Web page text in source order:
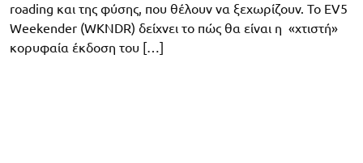
roading και της φύσης, που θέλουν να ξεχωρίζουν. Το EV5
Weekender (WKNDR) δείχνει το πώς θα είναι η «χτιστή»
κορυφαία έκδοση του […]